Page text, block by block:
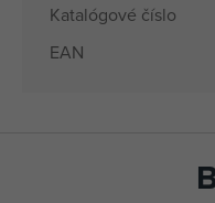
Katalógové číslo
EAN